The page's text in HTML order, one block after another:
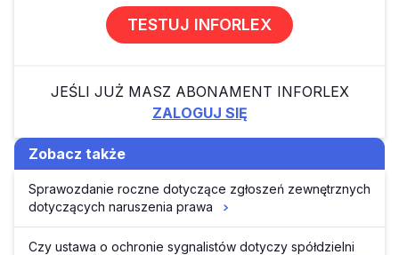
TESTUJ INFORLEX
JEŚLI JUŻ MASZ ABONAMENT INFORLEX
ZALOGUJ SIĘ
Zobacz także
Sprawozdanie roczne dotyczące zgłoszeń zewnętrznych
dotyczących naruszenia prawa
Czy ustawa o ochronie sygnalistów dotyczy spółdzielni